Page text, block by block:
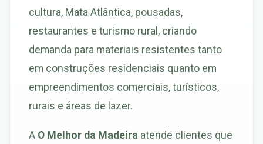
cultura, Mata Atlântica, pousadas,
restaurantes e turismo rural, criando
demanda para materiais resistentes tanto
em construções residenciais quanto em
empreendimentos comerciais, turísticos,
rurais e áreas de lazer.
A O Melhor da Madeira atende clientes que